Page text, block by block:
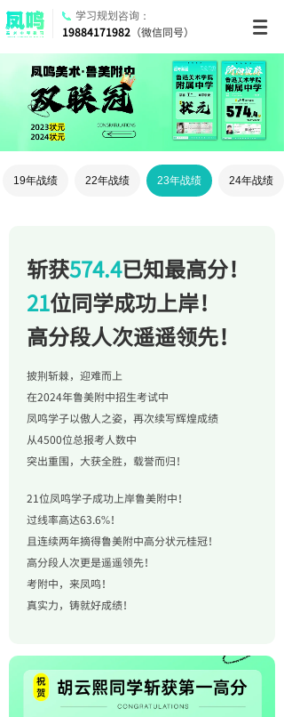
学习规划咨询：
19884171982 （微信同号）
19年战绩 22年战绩 23年战绩 24年战绩
斩获574.4已知最高分！
21位同学成功上岸！
高分段人次遥遥领先！
披荆斩棘，迎难而上
在2024年鲁美附中招生考试中
凤鸣学子以傲人之姿，再次续写辉煌成绩
从4500位总报考人数中
突出重围，大获全胜，载誉而归！
21位凤鸣学子成功上岸鲁美附中！
过线率高达63.6%！
且连续两年摘得鲁美附中高分状元桂冠！
高分段人次更是遥遥领先！
考附中，来凤鸣！
真实力，铸就好成绩！